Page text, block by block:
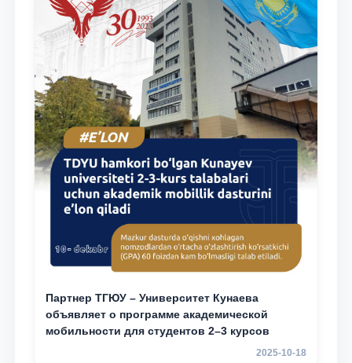
Партнер ТГЮУ – Университет Кунаева
объявляет о программе академической
мобильности для студентов 2–3 курсов
2025-10-18